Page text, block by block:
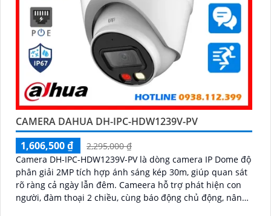
CAMERA DAHUA DH-IPC-HDW1239V-PV
1,606,500 ₫
2,295,000 ₫
Camera DH-IPC-HDW1239V-PV là dòng camera IP Dome độ
phân giải 2MP tích hợp ánh sáng kép 30m, giúp quan sát
rõ ràng cả ngày lẫn đêm. Cameera hỗ trợ phát hiện con
người, đàm thoại 2 chiều, cùng báo động chủ động, nâng